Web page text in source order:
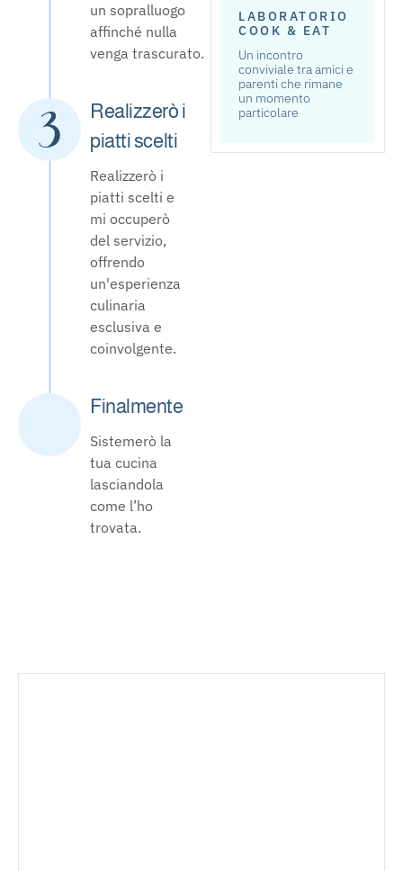
un sopralluogo
affinché nulla
venga trascurato.
Realizzerò i
piatti scelti
Realizzerò i
piatti scelti e
mi occuperò
del servizio,
offrendo
un'esperienza
culinaria
esclusiva e
coinvolgente.
Finalmente
Sistemerò la
tua cucina
lasciandola
come l’ho
trovata.
LABORATORIO
COOK & EAT
Un incontro
conviviale tra amici e
parenti che rimane
un momento
particolare